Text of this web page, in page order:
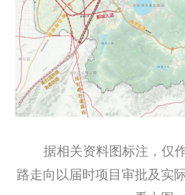
据相关资料图标注，仅
路走向以届时项目审批及实